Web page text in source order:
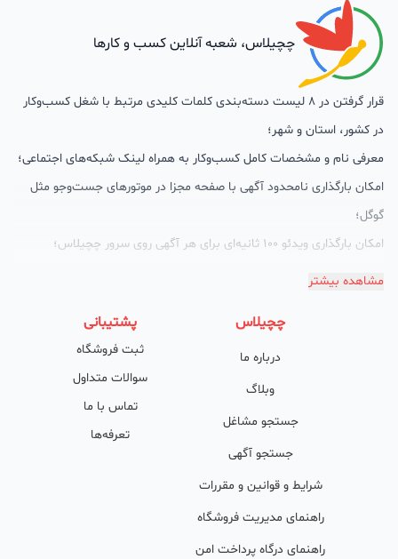
چچیلاس، شعبه آنلاین کسب و کارها
قرار گرفتن در 8 لیست دسته‌بندی کلمات کلیدی مرتبط با شغل کسب‌وکار
در کشور، استان و شهر؛
معرفی نام و مشخصات کامل کسب‌وکار به همراه لینک شبکه‌های اجتماعی؛
امکان بارگذاری نامحدود آگهی با صفحه مجزا در موتورهای جست‌وجو مثل
گوگل؛
امکان بارگذاری ویدئو 100 ثانیه‌ای برای هر آگهی روی سرور چچیلاس؛
گالری تصاویر محصول؛
پشتیبانی حرفه‌ای را هم به سبد خدماتش اضافه کرده است. چچیلاس با
امکان پشتیبان اختصاصی به محض ورود هر کسب‌وکار، نظارت، تحلیل
وکمک پشتیبان‌ها در تولید محتوا و سئونویسی به کسب‌وکارها شرایط را
طوری فراهم کرده که تا الان کسب‌وکارهای فعال در چچیلاس با کلمات
کلیدی بسیار خوبی رتبه دریافت کرده و بازخورد‌های بسیار خوبی گرفته‌اند.
مشاهده بیشتر
چچیلاس
درباره ما
وبلاگ
جستجو مشاغل
جستجو آگهی
شرایط و قوانین و مقررات
راهنمای مدیریت فروشگاه
راهنمای درگاه پرداخت امن
پشتیبانی
ثبت فروشگاه
سوالات متداول
تماس با ما
تعرفه‌ها